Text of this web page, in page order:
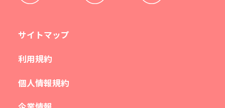
サイトマップ
利用規約
個人情報規約